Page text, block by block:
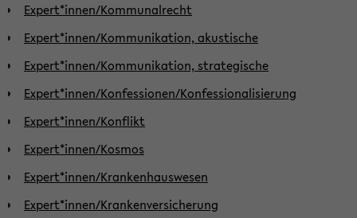
Expert*innen/Kommunalrecht
Expert*innen/Kommunikation, akustische
Expert*innen/Kommunikation, strategische
Expert*innen/Konfessionen/Konfessionalisierung
Expert*innen/Konflikt
Expert*innen/Kosmos
Expert*innen/Krankenhauswesen
Expert*innen/Krankenversicherung